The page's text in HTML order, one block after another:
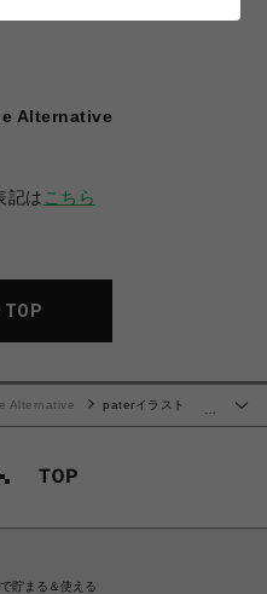
Alternative
記は こちら
TOP
…
Alternative
paterイラスト
貯まる＆使える